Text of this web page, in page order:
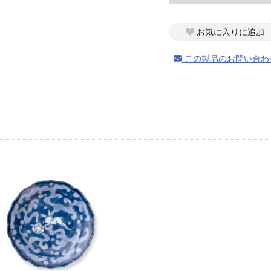
お買い物を続ける
お気に入りに追加
この製品のお問い合わ